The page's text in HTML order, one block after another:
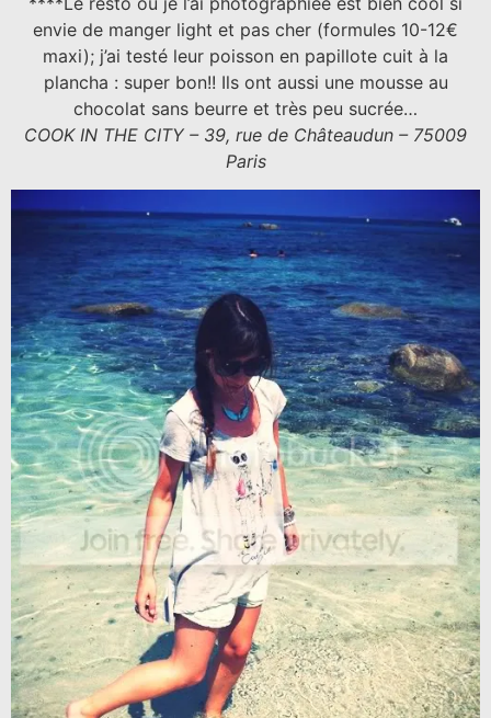
envie de manger light et pas cher (formules 10-12€
maxi); j’ai testé leur poisson en papillote cuit à la
plancha : super bon!! Ils ont aussi une mousse au
chocolat sans beurre et très peu sucrée…
COOK IN THE CITY – 39, rue de Châteaudun – 75009
Paris